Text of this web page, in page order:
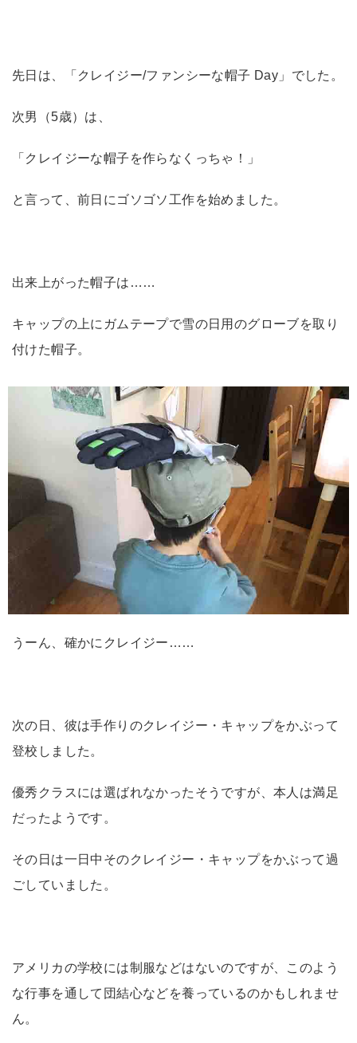
先日は、「クレイジー/ファンシーな帽子 Day」でした。
次男（5歳）は、
「クレイジーな帽子を作らなくっちゃ！」
と言って、前日にゴソゴソ工作を始めました。
出来上がった帽子は……
キャップの上にガムテープで雪の日用のグローブを取り
付けた帽子。
うーん、確かにクレイジー……
次の日、彼は手作りのクレイジー・キャップをかぶって
登校しました。
優秀クラスには選ばれなかったそうですが、本人は満足
だったようです。
その日は一日中そのクレイジー・キャップをかぶって過
ごしていました。
アメリカの学校には制服などはないのですが、このよう
な行事を通して団結心などを養っているのかもしれませ
ん。